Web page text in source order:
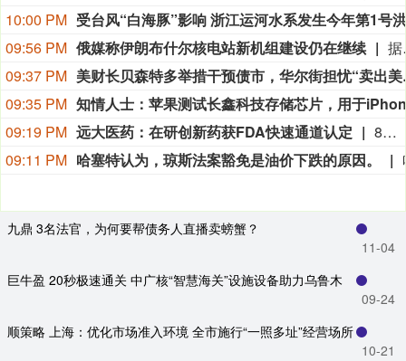
10:00 PM
09:56 PM 俄媒称伊朗布什尔核电站新机组建设仍在继续
据俄罗斯媒体9日报道，俄罗斯国家原子能公司首席执行官利哈乔夫说，伊朗布什尔核
09:37 PM
美财长
09:35 PM
09:19 PM 远大医药：在研创新药获FDA快速通道认定
8月9日，远大医药（00512.HK）披露公告，公司FAP靶点创新核药GPN01530-2获得美国FDA授予快速通道资格（FTD）。GPN01530-2目前已获FDA批准开展用于诊断实体瘤的I/II期临床研究，此次获快速通道资格认定，有望加快GPN01530-2未来开发及上市进程。
09:11 PM 哈塞特认为，琼斯法案豁免是油价下跌的原因。
九鼎 3名法官，为何要帮债务人直播卖螃蟹？
11-04
巨牛盈 20秒极速通关 中广核“智慧海关”设施设备助力乌鲁木
09-24
顺策略 上海：优化市场准入环境 全市施行“一照多址”经营场所
10-21